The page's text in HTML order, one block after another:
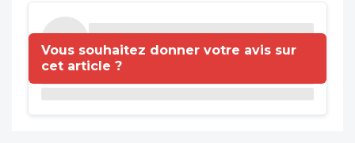
Vous souhaitez donner votre avis sur
cet article ?